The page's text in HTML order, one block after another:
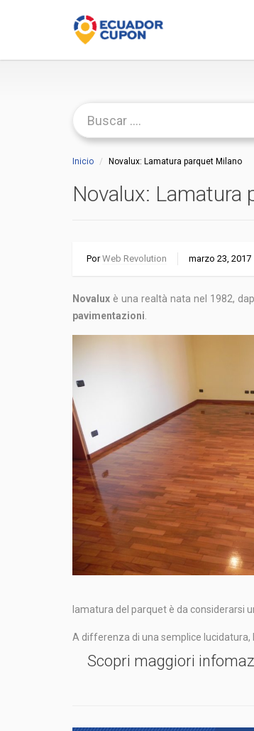
Inicio Novalux: Lamatura parquet Milano
Novalux: Lamatura
PorWeb Revolution marzo 23, 2017
Novalux è una realtà nata nel 1982,
pavimentazioni
lamatura del parquet è da considerarsi
A differenza di una semplice lucidatura,
Scopri maggiori